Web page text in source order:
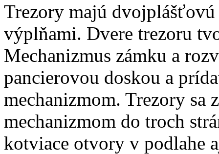
Trezory majú
výplňami. Dvere trezoru
Mechanizmus zámku a
pancierovou doskou a
mechanizmom. Trezory
mechanizmom do troch
kotviace otvory v podlahe